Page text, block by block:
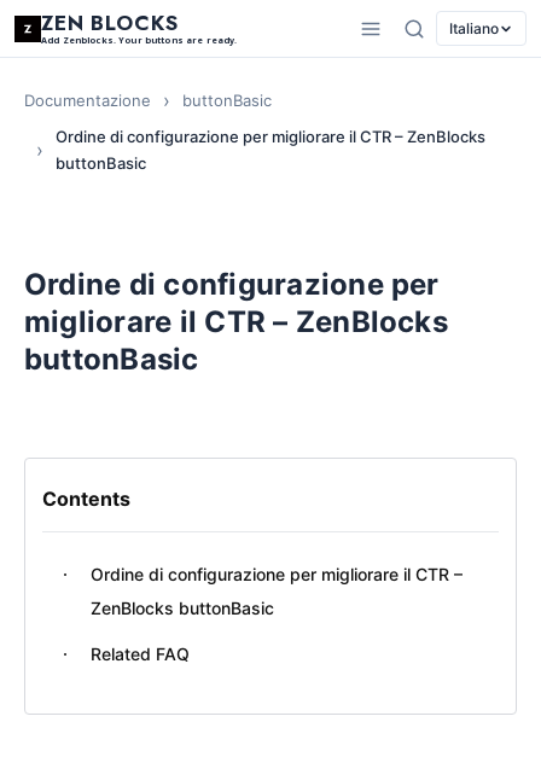
ZEN BLOCKS
Add Zenblocks. Your buttons are ready.
Italiano
Documentazione
buttonBasic
Ordine di configurazione per migliorare il CTR – ZenBlocks
buttonBasic
Ordine di configurazione per
migliorare il CTR – ZenBlocks
buttonBasic
Contents
Ordine di configurazione per migliorare il CTR –
ZenBlocks buttonBasic
Related FAQ